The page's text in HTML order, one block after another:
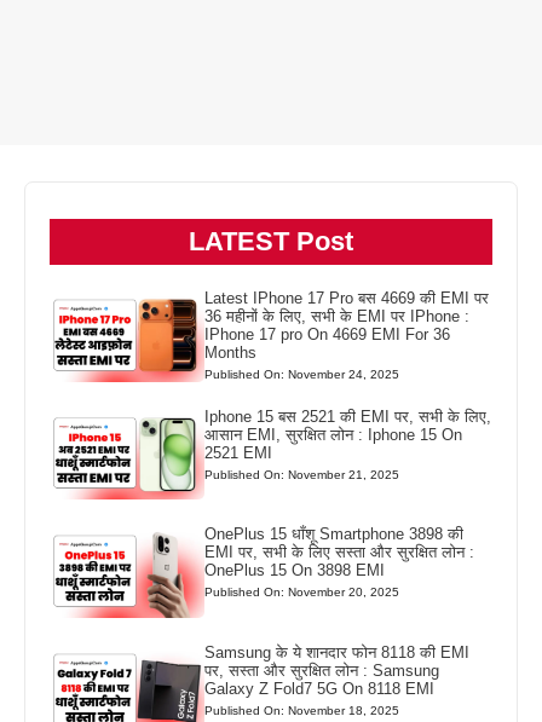
LATEST Post
Latest IPhone 17 Pro बस 4669 की EMI पर
36 महीनों के लिए, सभी के EMI पर IPhone :
IPhone 17 pro On 4669 EMI For 36
Months
Published On: November 24, 2025
Iphone 15 बस 2521 की EMI पर, सभी के लिए,
आसान EMI, सुरक्षित लोन : Iphone 15 On
2521 EMI
Published On: November 21, 2025
OnePlus 15 धाँशू Smartphone 3898 की
EMI पर, सभी के लिए सस्ता और सुरक्षित लोन :
OnePlus 15 On 3898 EMI
Published On: November 20, 2025
Samsung के ये शानदार फोन 8118 की EMI
पर, सस्ता और सुरक्षित लोन : Samsung
Galaxy Z Fold7 5G On 8118 EMI
Published On: November 18, 2025